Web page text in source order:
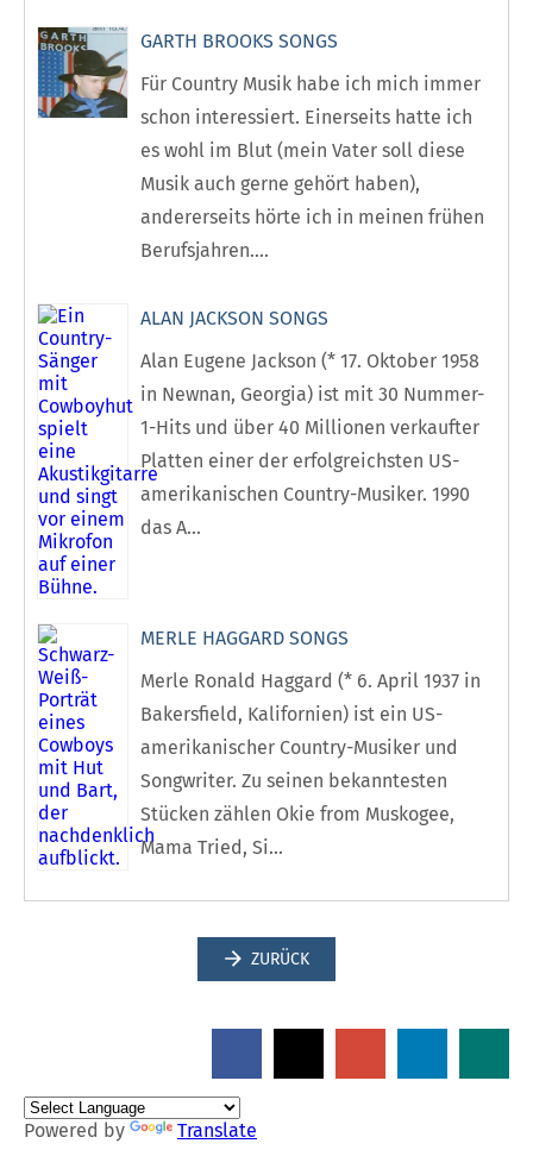
GARTH BROOKS SONGS
Für Country Musik habe ich mich immer
schon interessiert. Einerseits hatte ich
es wohl im Blut (mein Vater soll diese
Musik auch gerne gehört haben),
andererseits hörte ich in meinen frühen
Berufsjahren....
ALAN JACKSON SONGS
Alan Eugene Jackson (* 17. Oktober 1958
in Newnan, Georgia) ist mit 30 Nummer-
1-Hits und über 40 Millionen verkaufter
Platten einer der erfolgreichsten US-
amerikanischen Country-Musiker. 1990
das A...
MERLE HAGGARD SONGS
Merle Ronald Haggard (* 6. April 1937 in
Bakersfield, Kalifornien) ist ein US-
amerikanischer Country-Musiker und
Songwriter. Zu seinen bekanntesten
Stücken zählen Okie from Muskogee,
Mama Tried, Si...
ZURÜCK
Powered by Translate